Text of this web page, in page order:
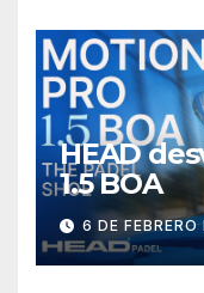
HEAD
1.5 BOA
6 DE